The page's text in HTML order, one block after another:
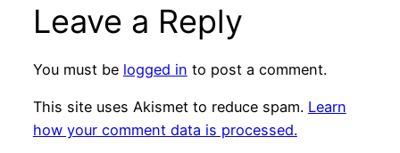
Leave a Reply
You must be logged in to post a comment.
This site uses Akismet to reduce spam. Learn
how your comment data is processed.